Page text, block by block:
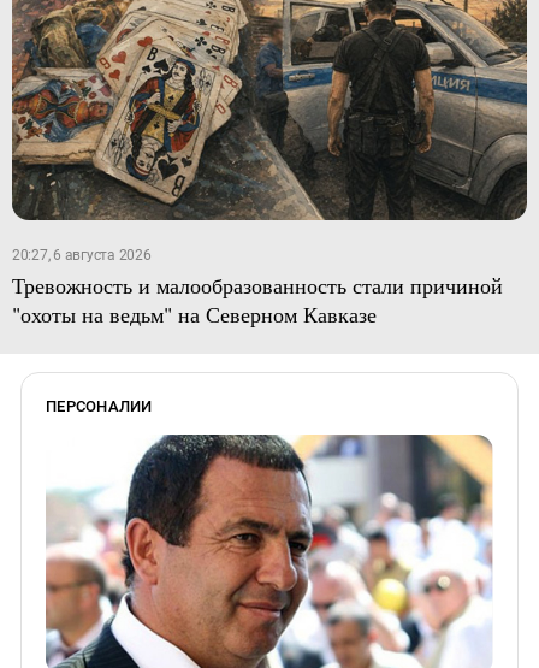
20:27, 6 августа 2026
Тревожность и малообразованность стали причиной
"охоты на ведьм" на Северном Кавказе
ПЕРСОНАЛИИ